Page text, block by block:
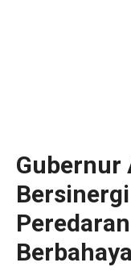
Gubernur
Berbahaya